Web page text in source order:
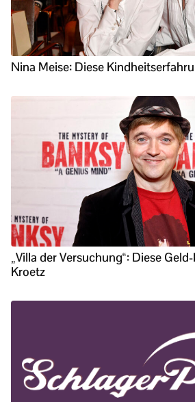
Nina Meise: Diese
„Villa der Versuchung“: Diese
Kroetz